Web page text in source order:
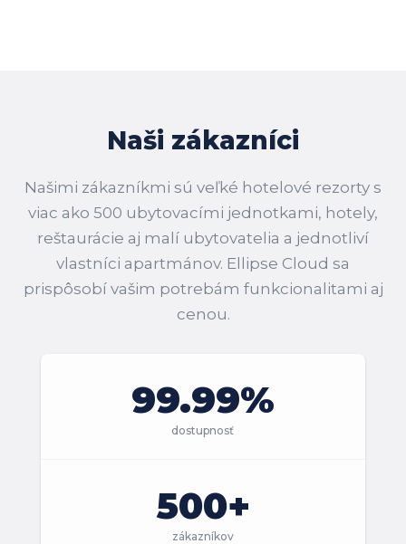
Naši zákazníci
Našimi zákazníkmi sú veľké hotelové rezorty s
viac ako 500 ubytovacími jednotkami, hotely,
reštaurácie aj malí ubytovatelia a jednotliví
vlastníci apartmánov. Ellipse Cloud sa
prispôsobí vašim potrebám funkcionalitami aj
cenou.
99.99%
dostupnosť
500+
zákazníkov